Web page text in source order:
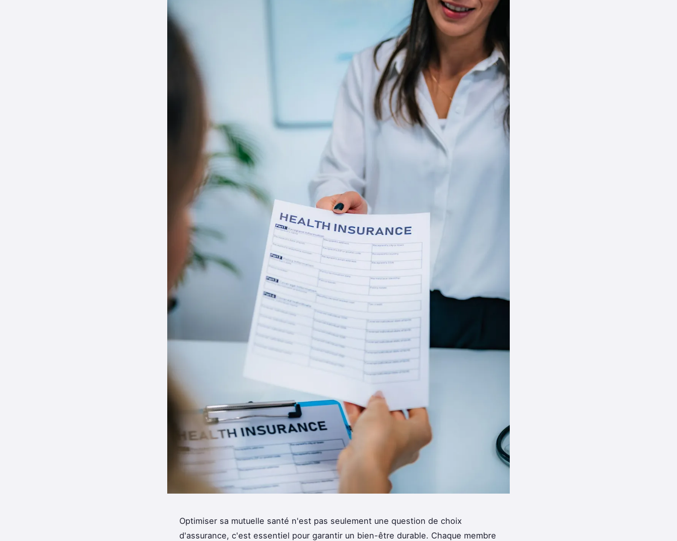
Optimiser sa mutuelle santé n'est pas seulement une question de choix
d'assurance, c'est essentiel pour garantir un bien-être durable. Chaque membre